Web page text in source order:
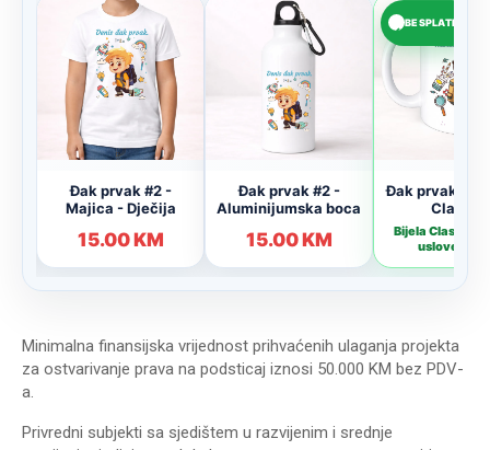
Minimalna finansijska vrijednost prihvaćenih ulaganja projekta
za ostvarivanje prava na podsticaj iznosi 50.000 KM bez PDV-
a.
Privredni subjekti sa sjedištem u razvijenim i srednje